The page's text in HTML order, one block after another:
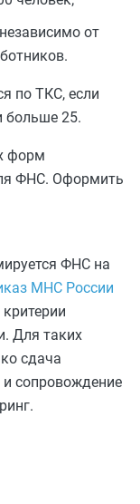
от
по ТКС, если
больше 25.
форм
ФНС. Оформить
ФНС на
МНС России
Для таких
сдача
и сопровождение